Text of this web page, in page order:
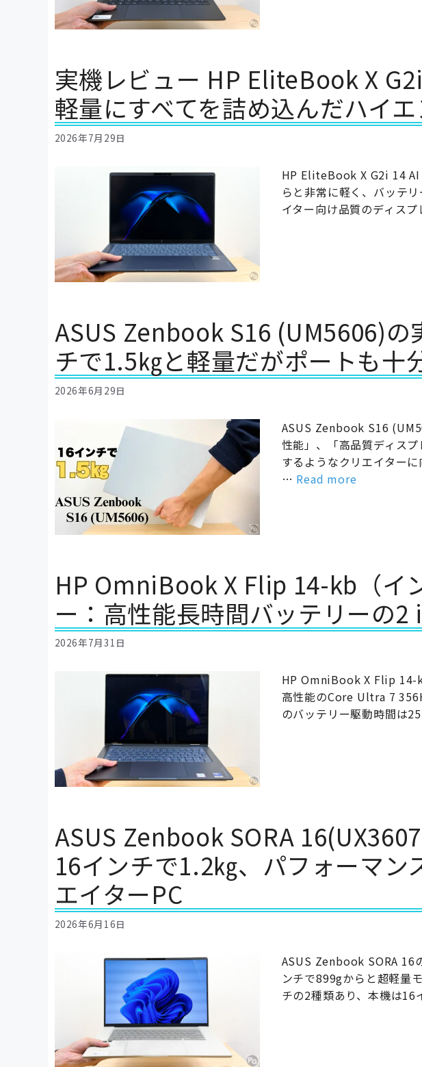
実機レビュー HP EliteBook X
軽量にすべてを詰め込んだハイ
2026年7月29日
HP EliteBook X G2i 14 AI
らと非常に軽く、バッテ
イター向け品質のディス
ASUS Zenbook S16 (UM5606)の
チで1.5㎏と軽量だがポートも十
2026年6月29日
ASUS Zenbook S16
性能」、「高品質ディス
するようなクリエイター
… Read more
HP OmniBook X Flip 14-kb（イ
ー：高性能長時間バッテリーの2
2026年7月31日
HP OmniBook X Flip 14-
高性能のCore Ultra 7
のバッテリー駆動時間は
ASUS Zenbook SORA
16インチで1.2㎏、パフォーマン
エイターPC
2026年6月16日
ASUS Zenbook SORA 16
ンチで899gからと超軽量
チの2種類あり、本機は